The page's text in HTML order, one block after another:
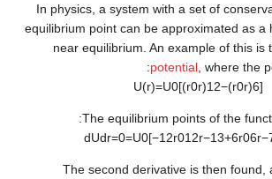
In physics, a system with a set of
equilibrium point can be approximated as a
near equilibrium. An example of this is
potential, where the
U(r)=U0[(r0r)12−(r0r)6]
The equilibrium points of the
dUdr=0=U0[−12r012r−13+6r06r−
The second derivative is then found,